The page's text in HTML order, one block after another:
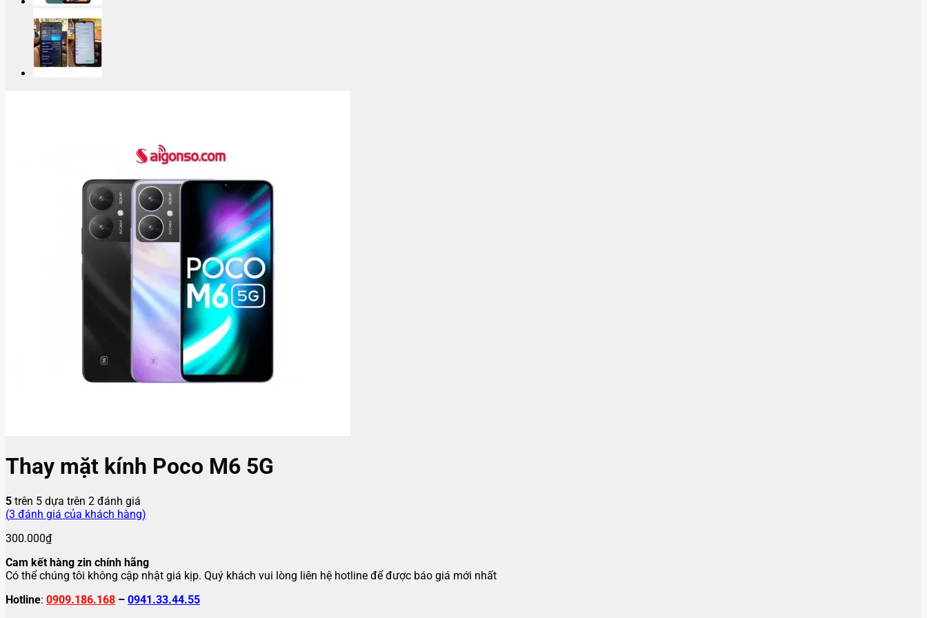
Thay mặt kính Poco M6 5G
5 trên 5 dựa trên 2 đánh giá
(3 đánh giá của khách hàng)
300.000₫
Cam kết hàng zin chính hãng
Có thể chúng tôi không cập nhật giá kịp. Quý khách vui lòng liên hệ hotline để được báo giá mới nhất
Hotline: 0909.186.168 – 0941.33.44.55